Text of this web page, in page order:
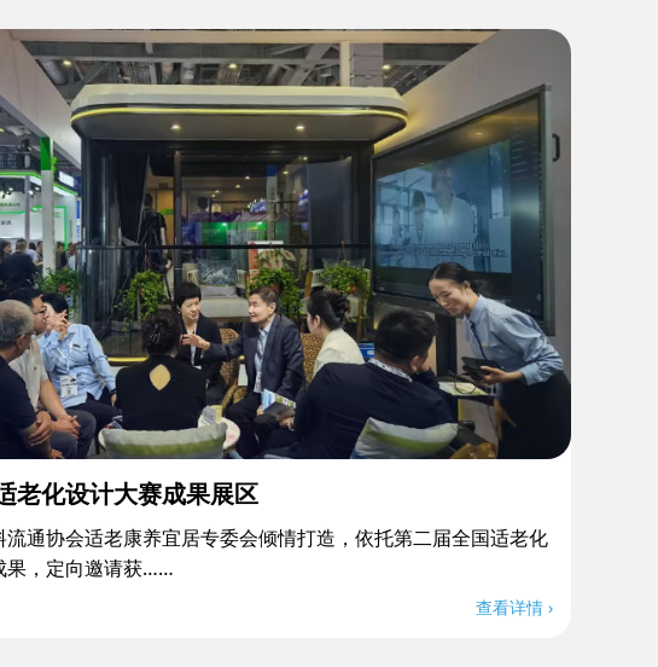
老化设计大赛成果展区
流通协会适老康养宜居专委会倾情打造，依托第二届全国适老化
果，定向邀请获……
查看详情 ›